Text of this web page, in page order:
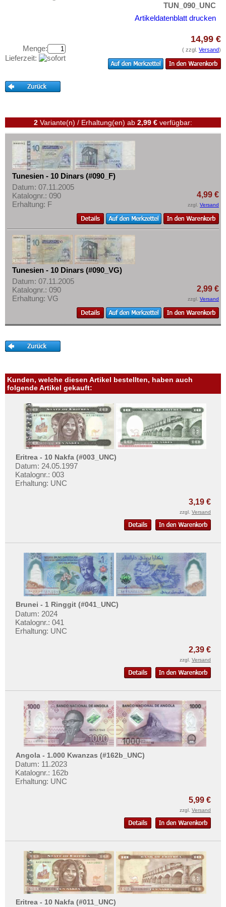
Aufbewahrung
Ihre Bewertungen
Informationen
Preislisten
Ankauf
Erhaltungsgrade
Gratisbanknoten
FAQ
Mehr über...
Zahlungsbedingungen
Privatsphäre und Datenschutz
Widerrufsbelehrung
Liefer- und Versandkosten
Impressum
TUN_090_UNC
Artikeldatenblatt drucken
Menge:
Lieferzeit:
14,99 €
( zzgl. Versand)
2 Variante(n) / Erhaltung(en) ab 2,99 € verfügbar:
Tunesien - 10 Dinars (#090_F)
Datum: 07.11.2005
Katalognr.: 090
Erhaltung: F
4,99 €
zzgl. Versand
Tunesien - 10 Dinars (#090_VG)
Datum: 07.11.2005
Katalognr.: 090
Erhaltung: VG
2,99 €
zzgl. Versand
Kunden, welche diesen Artikel bestellten, haben auch
folgende Artikel gekauft:
Eritrea - 10 Nakfa (#003_UNC)
Datum: 24.05.1997
Katalognr.: 003
Erhaltung: UNC
3,19 €
zzgl. Versand
Brunei - 1 Ringgit (#041_UNC)
Datum: 2024
Katalognr.: 041
Erhaltung: UNC
2,39 €
zzgl. Versand
Angola - 1.000 Kwanzas (#162b_UNC)
Datum: 11.2023
Katalognr.: 162b
Erhaltung: UNC
5,99 €
zzgl. Versand
Eritrea - 10 Nakfa (#011_UNC)